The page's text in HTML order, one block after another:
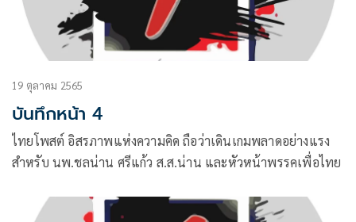
19 ตุลาคม 2565
บันทึกหน้า 4
ไทยโพสต์ อิสรภาพแห่งความคิด ถือว่าเดินเกมพลาดอย่างแรง
สำหรับ นพ.ชลน่าน ศรีแก้ว ส.ส.น่าน และหัวหน้าพรรคเพื่อไทย